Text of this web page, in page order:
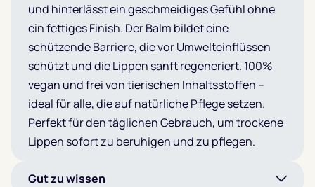
und hinterlässt ein geschmeidiges Gefühl ohne
ein fettiges Finish. Der Balm bildet eine
schützende Barriere, die vor Umwelteinflüssen
schützt und die Lippen sanft regeneriert. 100%
vegan und frei von tierischen Inhaltsstoffen –
ideal für alle, die auf natürliche Pflege setzen.
Perfekt für den täglichen Gebrauch, um trockene
Lippen sofort zu beruhigen und zu pflegen.
Gut zu wissen